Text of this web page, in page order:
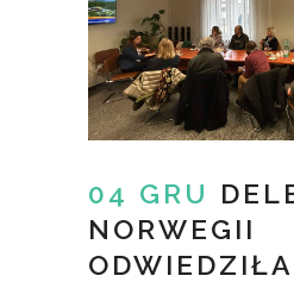
04 GRU
NORWEGII
ODWIEDZIŁA